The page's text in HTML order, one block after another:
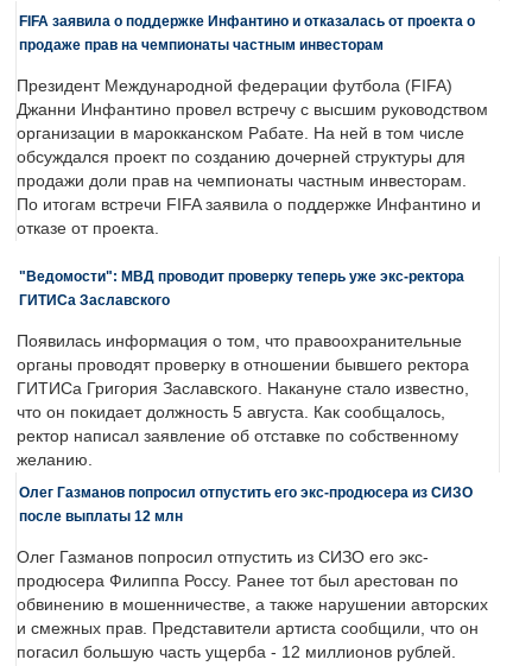
FIFA заявила о поддержке Инфантино и отказалась от проекта о
продаже прав на чемпионаты частным инвесторам
Президент Международной федерации футбола (FIFA)
Джанни Инфантино провел встречу с высшим руководством
организации в марокканском Рабате. На ней в том числе
обсуждался проект по созданию дочерней структуры для
продажи доли прав на чемпионаты частным инвесторам.
По итогам встречи FIFA заявила о поддержке Инфантино и
отказе от проекта.
"Ведомости": МВД проводит проверку теперь уже экс-ректора
ГИТИСа Заславского
Появилась информация о том, что правоохранительные
органы проводят проверку в отношении бывшего ректора
ГИТИСа Григория Заславского. Накануне стало известно,
что он покидает должность 5 августа. Как сообщалось,
ректор написал заявление об отставке по собственному
желанию.
Олег Газманов попросил отпустить его экс-продюсера из СИЗО
после выплаты 12 млн
Олег Газманов попросил отпустить из СИЗО его экс-
продюсера Филиппа Россу. Ранее тот был арестован по
обвинению в мошенничестве, а также нарушении авторских
и смежных прав. Представители артиста сообщили, что он
погасил большую часть ущерба - 12 миллионов рублей.